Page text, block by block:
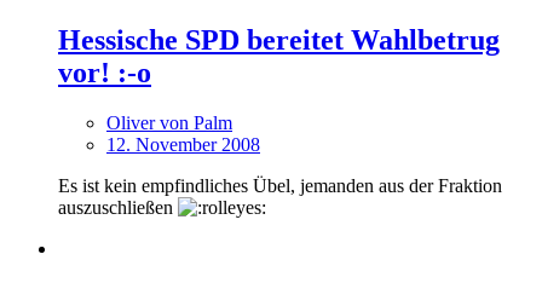
Hessische SPD bereitet Wahlbetrug
vor! :-o
Oliver von Palm
12. November 2008
Es ist kein empfindliches Übel, jemanden aus der Fraktion
auszuschließen